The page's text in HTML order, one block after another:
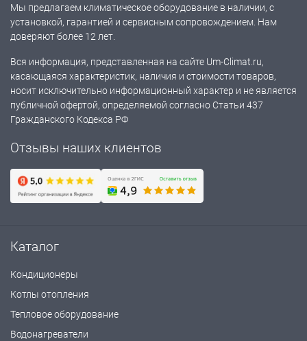
Мы предлагаем климатическое оборудование в наличии, с
установкой, гарантией и сервисным сопровождением. Нам
доверяют более 12 лет.
Вся информация, представленная на сайте Um-Climat.ru,
касающаяся характеристик, наличия и стоимости товаров,
носит исключительно информационный характер и не является
публичной офертой, определяемой согласно Статьи 437
Гражданского Кодекса РФ
Отзывы наших клиентов
Каталог
Кондиционеры
Котлы отопления
Тепловое оборудование
Водонагреватели